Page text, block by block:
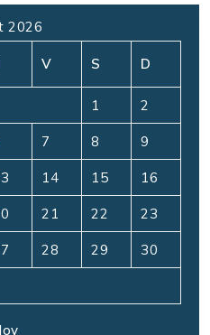
2026
V S D
1 2
7 8 9
14 15 16
21 22 23
28 29 30